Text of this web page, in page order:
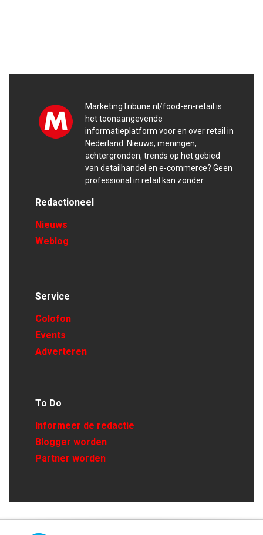
MarketingTribune.nl/food-en-retail is
het toonaangevende
informatieplatform voor en over retail in
Nederland. Nieuws, meningen,
achtergronden, trends op het gebied
van detailhandel en e-commerce? Geen
professional in retail kan zonder.
Redactioneel
Nieuws
Weblog
Service
Colofon
Events
Adverteren
To Do
Informeer de redactie
Blogger worden
Partner worden